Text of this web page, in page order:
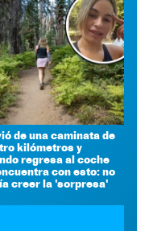
de una caminata de
kilómetros y
regresa al coche
con esto: no
creer la 'sorpresa'